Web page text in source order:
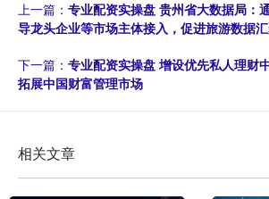
上一篇： 专业配资实操盘 贵州省大数据局：
导龙头企业等市场主体接入，促进旅游数据
下一篇： 专业配资实操盘 增设优先私人理财
拓展中国财富管理市场
相关文章